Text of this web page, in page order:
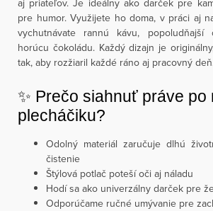
aj priateľov. Je ideálny ako darček pre
pre humor. Využijete ho doma, v práci aj
vychutnávate rannú kávu,
horúcu čokoládu. Každý dizajn je
tak, aby rozžiaril každé ráno aj pracovný
✨ Prečo siahnuť práve po
plecháčiku?
Odolný materiál zaručuje dlhú
čistenie
Štýlová potlač poteší oči aj náladu
Hodí sa ako univerzálny darček pre
Odporúčame ručné umývanie pre